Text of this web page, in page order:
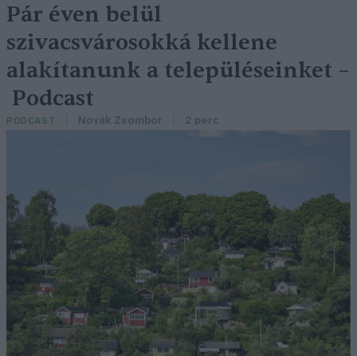
Pár éven belül
szivacsvárosokká kellene
alakítanunk a településeinket –
Podcast
PODCAST Novák Zsombor 2 perc